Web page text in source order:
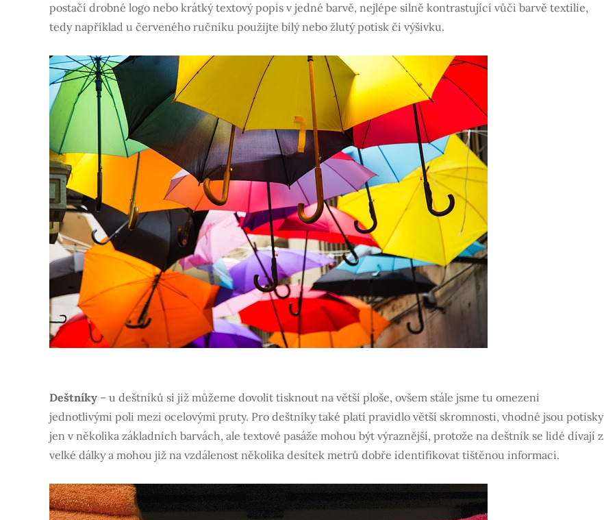
postačí drobné logo nebo krátký textový popis v jedné barvě, nejlépe silně kontrastující vůči barvě textilie,
tedy například u červeného ručníku použijte bílý nebo žlutý potisk či výšivku.
Deštníky – u deštníků si již můžeme dovolit tisknout na větší ploše, ovšem stále jsme tu omezeni
jednotlivými poli mezi ocelovými pruty. Pro deštníky také platí pravidlo větší skromnosti, vhodné jsou potisky
jen v několika základních barvách, ale textové pasáže mohou být výraznější, protože na deštník se lidé dívají z
velké dálky a mohou již na vzdálenost několika desítek metrů dobře identifikovat tištěnou informaci.